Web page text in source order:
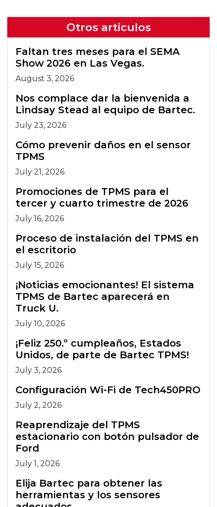
Otros articulos
Faltan tres meses para el SEMA
Show 2026 en Las Vegas.
August 3, 2026
Nos complace dar la bienvenida a
Lindsay Stead al equipo de Bartec.
July 23, 2026
Cómo prevenir daños en el sensor
TPMS
July 21, 2026
Promociones de TPMS para el
tercer y cuarto trimestre de 2026
July 16, 2026
Proceso de instalación del TPMS en
el escritorio
July 15, 2026
¡Noticias emocionantes! El sistema
TPMS de Bartec aparecerá en
Truck U.
July 10, 2026
¡Feliz 250.º cumpleaños, Estados
Unidos, de parte de Bartec TPMS!
July 3, 2026
Configuración Wi-Fi de Tech450PRO
July 2, 2026
Reaprendizaje del TPMS
estacionario con botón pulsador de
Ford
July 1, 2026
Elija Bartec para obtener las
herramientas y los sensores